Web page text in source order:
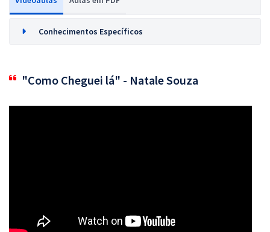
Conhecimentos Específicos
"Como Cheguei lá" - Natale Souza